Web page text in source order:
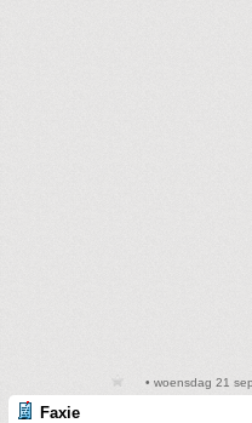
• woensdag 21
Faxie